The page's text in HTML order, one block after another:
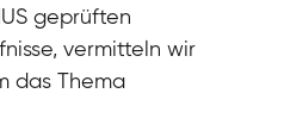
geprüften
vermitteln wir
das Thema